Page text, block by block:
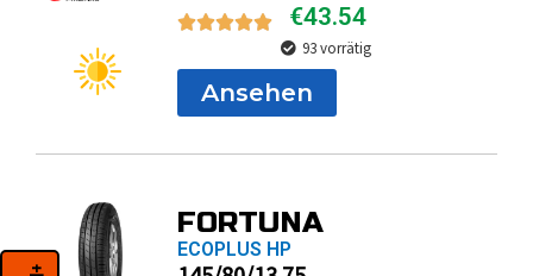
€43.54
93 vorrätig
Ansehen
FORTUNA
ECOPLUS HP